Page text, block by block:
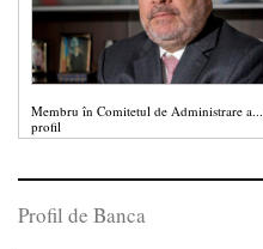
Membru în Comitetul de Administrare a...
profil
Profil de Banca